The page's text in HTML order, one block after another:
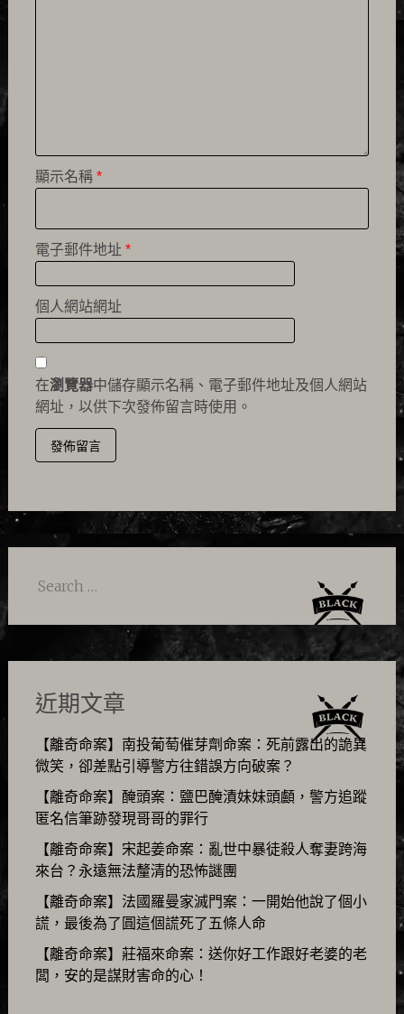
顯示名稱 *
電子郵件地址 *
個人網站網址
在瀏覽器中儲存顯示名稱、電子郵件地址及個人網站
網址，以供下次發佈留言時使用。
Search
近期文章
【離奇命案】南投葡萄催芽劑命案：死前露出的詭異
微笑，卻差點引導警方往錯誤方向破案？
【離奇命案】醃頭案：鹽巴醃漬妹妹頭顱，警方追蹤
匿名信筆跡發現哥哥的罪行
【離奇命案】宋起姜命案：亂世中暴徒殺人奪妻跨海
來台？永遠無法釐清的恐怖謎團
【離奇命案】法國羅曼家滅門案：一開始他說了個小
謊，最後為了圓這個謊死了五條人命
【離奇命案】莊福來命案：送你好工作跟好老婆的老
闆，安的是謀財害命的心！